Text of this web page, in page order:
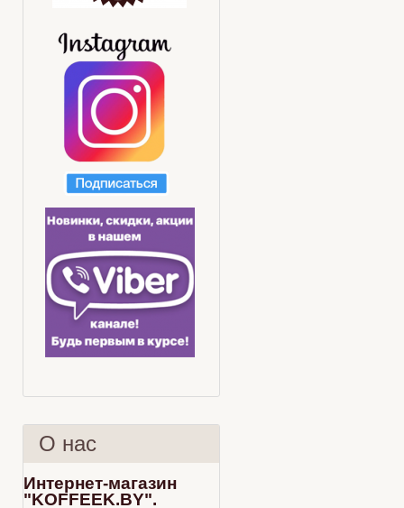
О нас
Интернет-магазин
"KOFFEEK.BY".